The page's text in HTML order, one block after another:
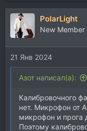
PolarLight
New Member
21 Янв 2024
Азот написал(а):
Калибровочного
нет. Микрофон от
микрофон и прога
Поэтому